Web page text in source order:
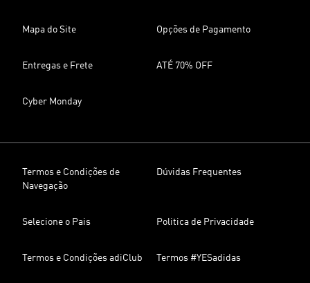
Mapa do Site Opções de Pagamento
Entregas e Frete ATÉ 70% OFF
Cyber Monday
Termos e Condições de
Navegação
Dúvidas Frequentes
Selecione o Pais Politica de Privacidade
Termos e Condições adiClub Termos #YESadidas